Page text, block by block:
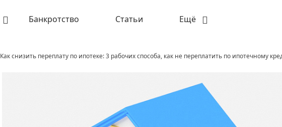
Банкротство Статьи Ещё
Как снизить переплату по ипотеке: 3 рабочих способа, как не переплатить по ипотечному